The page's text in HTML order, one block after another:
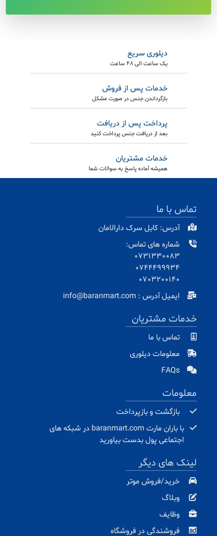
دیلوری سریع
یک ساعت الی 48 ساعت
خدمات پس از فروش
بازگرداندن جنس در صورت مشکل
پرداخت پس از دریافت
بعد از دریافت جنس پرداخت کنید
خدمات مشتریان
همیشه آماده پاسخ به سوالات شما
تماس با ما
آدرس: کابل سرک دارالامان
شماره های تماس:
0731330083
0744499934
0703200140
ایمیل آدرس : info@baranmart.com
خدمات مشتریان
تماس با ما
معلومات دیلوری
FAQs
معلومات
بازگشت و بازپرداخت
با باران مارت baranmart.com در شبکه های
اجتماعی پول بدست بیاورید
لینک های دیگر
خرید/فروش موتر
وبلاگ
وظایف
فروشندگی در فروشگاه